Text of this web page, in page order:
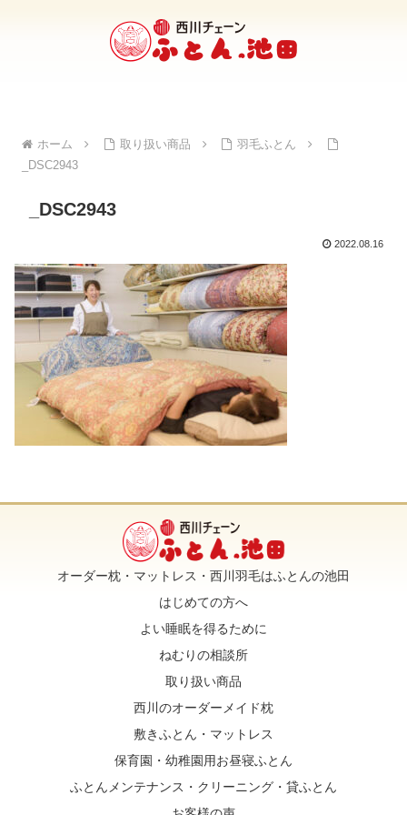
ホーム 取り扱い商品
羽毛ふとん
_DSC2943
_DSC2943
2022.08.16
オーダー枕・マットレス・西川羽毛はふとんの池田
はじめての方へ
よい睡眠を得るために
ねむりの相談所
取り扱い商品
西川のオーダーメイド枕
敷きふとん・マットレス
保育園・幼稚園用お昼寝ふとん
ふとんメンテナンス・クリーニング・貸ふとん